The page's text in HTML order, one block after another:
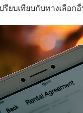
รียบเทียบกับทางเลือ